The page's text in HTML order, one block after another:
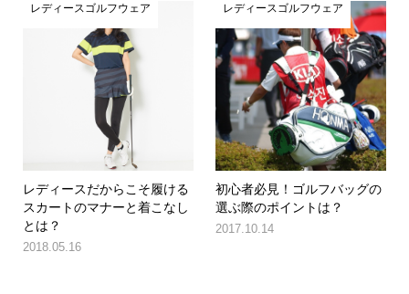
レディースゴルフウェア
レディースだからこそ履ける
スカートのマナーと着こなし
とは？
2018.05.16
レディースゴルフウェア
初心者必見！ゴルフバッグの
選ぶ際のポイントは？
2017.10.14